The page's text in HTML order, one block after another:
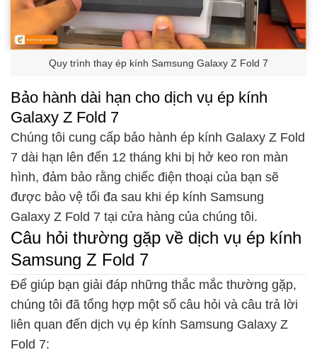
Quy trình thay ép kính Samsung Galaxy Z Fold 7
Bảo hành dài hạn cho dịch vụ ép kính
Galaxy Z Fold 7
Chúng tôi cung cấp bảo hành ép kính Galaxy Z Fold
7 dài hạn lên đến 12 tháng khi bị hở keo ron màn
hình, đảm bảo rằng chiếc điện thoại của bạn sẽ
được bảo vệ tối đa sau khi ép kính Samsung
Galaxy Z Fold 7 tại cửa hàng của chúng tôi.
Câu hỏi thường gặp về dịch vụ ép kính
Samsung Z Fold 7
Để giúp bạn giải đáp những thắc mắc thường gặp,
chúng tôi đã tổng hợp một số câu hỏi và câu trả lời
liên quan đến dịch vụ ép kính Samsung Galaxy Z
Fold 7: